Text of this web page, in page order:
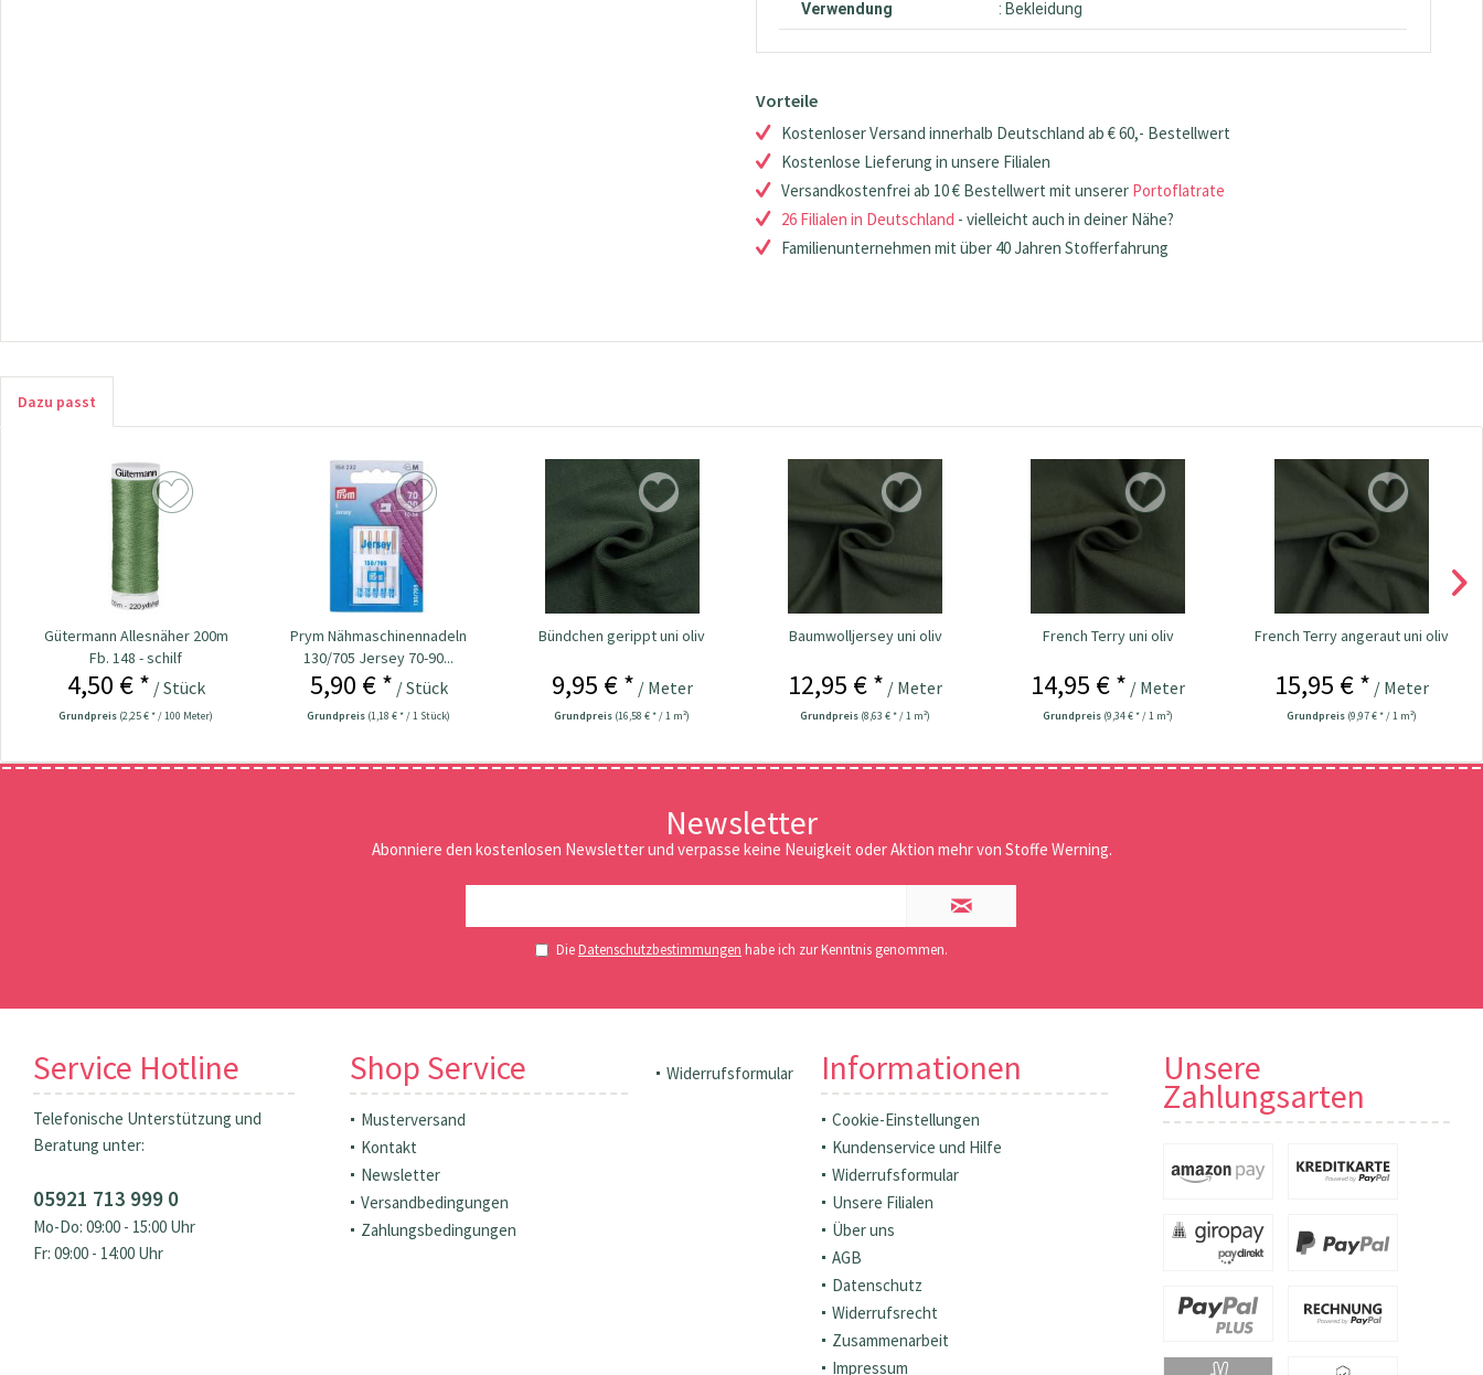
Verwendung : Bekleidung
Vorteile
Kostenloser Versand innerhalb Deutschland ab € 60,- Bestellwert
Kostenlose Lieferung in unsere Filialen
Versandkostenfrei ab 10 € Bestellwert mit unserer Portoflatrate
26 Filialen in Deutschland - vielleicht auch in deiner Nähe?
Familienunternehmen mit über 40 Jahren Stofferfahrung
Dazu passt
Gütermann Allesnäher 200m
Fb. 148 - schilf
4,50 € * / Stück
Grundpreis (2,25 € * / 100 Meter)
Prym Nähmaschinennadeln
130/705 Jersey 70-90...
5,90 € * / Stück
Grundpreis (1,18 € * / 1 Stück)
Bündchen gerippt uni oliv
9,95 € * / Meter
Grundpreis (16,58 € * / 1 m²)
Baumwolljersey uni oliv
12,95 € * / Meter
Grundpreis (8,63 € * / 1 m²)
French Terry uni oliv
14,95 € * / Meter
Grundpreis (9,34 € * / 1 m²)
French Terry angeraut uni oliv
15,95 € * / Meter
Grundpreis (9,97 € * / 1 m²)
Newsletter
Abonniere den kostenlosen Newsletter und verpasse keine Neuigkeit oder Aktion mehr von Stoffe Werning.
DieDatenschutzbestimmungen habe ich zur Kenntnis genommen.
Service Hotline
Telefonische Unterstützung und
Beratung unter:
05921 713 999 0
Mo-Do: 09:00 - 15:00 Uhr
Fr: 09:00 - 14:00 Uhr
Shop Service
Musterversand
Kontakt
Newsletter
Versandbedingungen
Zahlungsbedingungen
Widerrufsformular Informationen
Cookie-Einstellungen
Kundenservice und Hilfe
Widerrufsformular
Unsere Filialen
Über uns
AGB
Datenschutz
Widerrufsrecht
Zusammenarbeit
Impressum
Unsere
Zahlungsarten